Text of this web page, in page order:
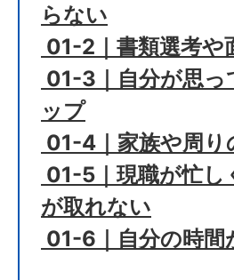
らない
01-2｜書類選考や
01-3｜自分が思っ
ップ
01-4｜家族や周り
01-5｜現職が忙し
が取れない
01-6｜自分の時間